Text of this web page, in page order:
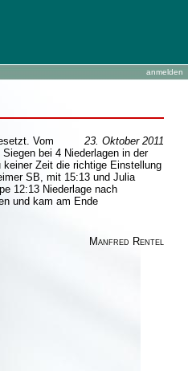
anmelden
23. Oktober 2011
Vom
bei 4 Niederlagen in der
Zeit die richtige Einstellung
SB, mit 15:13 und Julia
12:13 Niederlage nach
und kam am Ende
Manfred Rentel